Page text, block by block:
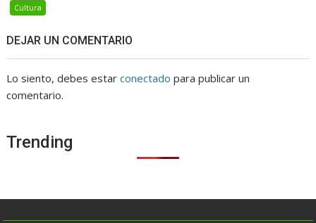
Cultura
DEJAR UN COMENTARIO
Lo siento, debes estarconectado para publicar un
comentario.
Trending